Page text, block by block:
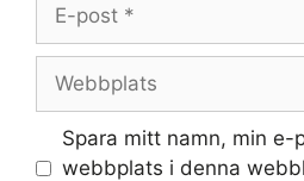
post
Spara mitt namn, min e-
webbplats i denna